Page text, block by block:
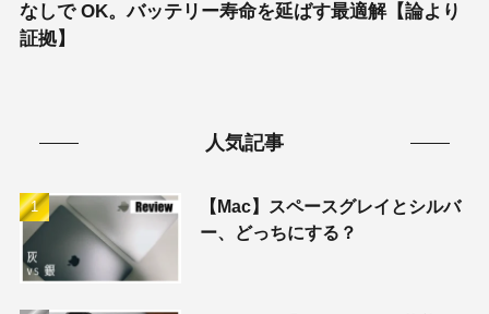
なしで OK。バッテリー寿命を延ばす最適解【論より
証拠】
人気記事
【Mac】スペースグレイとシルバ
ー、どっちにする？